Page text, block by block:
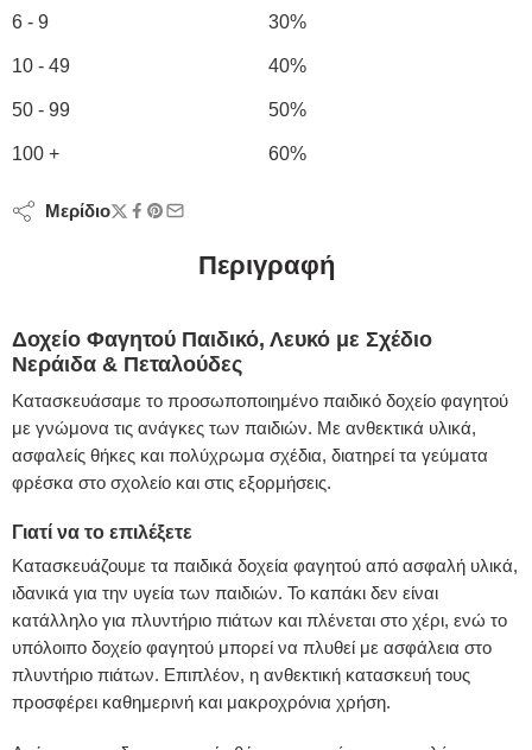
6 - 9 30%
10 - 49 40%
50 - 99 50%
100 + 60%
Μερίδιο
Περιγραφή
Δοχείο Φαγητού Παιδικό, Λευκό με Σχέδιο
Νεράιδα & Πεταλούδες
Κατασκευάσαμε το προσωποποιημένο παιδικό δοχείο φαγητού
με γνώμονα τις ανάγκες των παιδιών. Με ανθεκτικά υλικά,
ασφαλείς θήκες και πολύχρωμα σχέδια, διατηρεί τα γεύματα
φρέσκα στο σχολείο και στις εξορμήσεις.
Γιατί να το επιλέξετε
Κατασκευάζουμε τα παιδικά δοχεία φαγητού από ασφαλή υλικά,
ιδανικά για την υγεία των παιδιών. Το καπάκι δεν είναι
κατάλληλο για πλυντήριο πιάτων και πλένεται στο χέρι, ενώ το
υπόλοιπο δοχείο φαγητού μπορεί να πλυθεί με ασφάλεια στο
πλυντήριο πιάτων. Επιπλέον, η ανθεκτική κατασκευή τους
προσφέρει καθημερινή και μακροχρόνια χρήση.